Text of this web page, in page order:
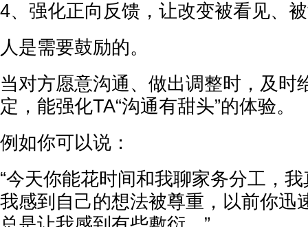
4、强化正向反馈，让改变被看见、
人是需要鼓励的。
当对方愿意沟通、做出调整时，及时
定，能强化TA“沟通有甜头”的体验。
例如你可以说：
“今天你能花时间和我聊家务分工，
我感到自己的想法被尊重，以前你迅